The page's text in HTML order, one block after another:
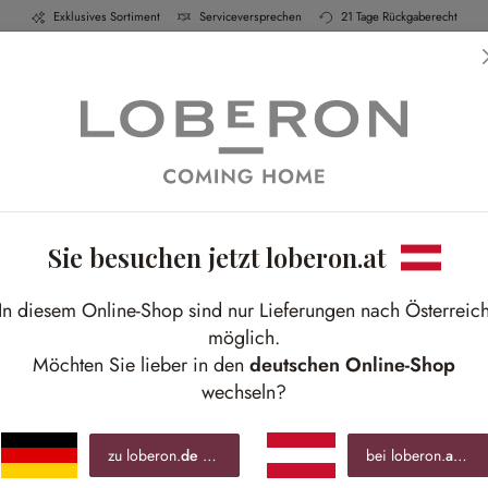
Exklusives Sortiment Serviceversprechen 21 Tage Rückgaberecht
Küche Schlafen Bad
€
inkl.
Sie besuchen jetzt loberon.at
In diesem Online-Shop sind nur Lieferungen nach Österreich
möglich.
Möchten Sie lieber in den deutschen Online-Shop
wechseln?
zu loberon.de bei loberon.at